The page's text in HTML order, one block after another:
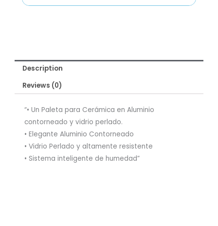
Description
Reviews (0)
“• Un Paleta para Cerámica en Aluminio
contorneado y vidrio perlado.
• Elegante Aluminio Contorneado
• Vidrio Perlado y altamente resistente
• Sistema inteligente de humedad”